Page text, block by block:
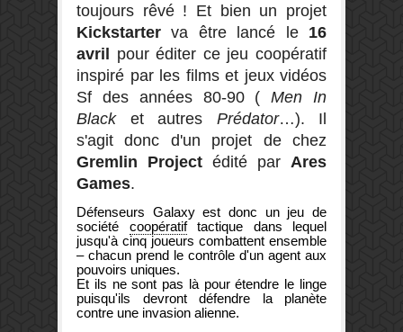
toujours rêvé ! Et bien un projet
Kickstarterva être lancé le 16
avril pour éditer ce jeu coopératif
inspiré par les films et jeux vidéos
Sf des années 80-90 (Men In
Blacket autres Prédator…). Il
s'agit donc d'un projet de chez
Gremlin Project édité par Ares
Games.
Défenseurs Galaxyest donc un jeu de
société coopératiftactique dans lequel
jusqu'à cinq joueurs combattent ensemble
– chacun prend le contrôle d'un agent aux
pouvoirs uniques.
Et ils ne sont pas là pour étendre le linge
puisqu'ils devront défendre la planète
contre une invasion alienne.